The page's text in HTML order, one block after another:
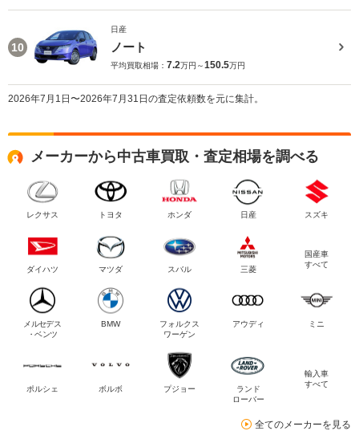
10
日産
ノート
平均買取相場： 7.2万円～150.5万円
2026年7月1日〜2026年7月31日の査定依頼数を元に集計。
メーカーから中古車買取・査定相場を調べる
レクサス トヨタ ホンダ 日産 スズキ
ダイハツ マツダ スバル 三菱
国産車
すべて
メルセデス
・ベンツ
BMW
フォルクス
ワーゲン
アウディ ミニ
ポルシェ ボルボ プジョー
ランド
ローバー
輸入車
すべて
全てのメーカーを見る